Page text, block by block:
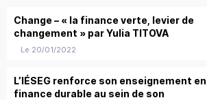
Change – « la finance verte, levier de
changement » par Yulia TITOVA
Le 20/01/2022
L’IÉSEG renforce son enseignement en
finance durable au sein de son